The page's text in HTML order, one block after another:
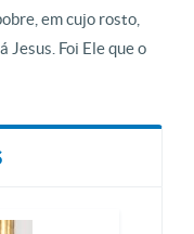
em cujo rosto,
Jesus. Foi Ele que o